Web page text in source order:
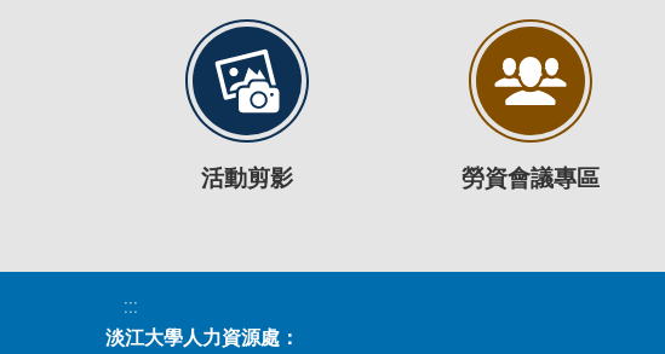
活動剪影 勞資會議專區
:::
淡江大學人力資源處：